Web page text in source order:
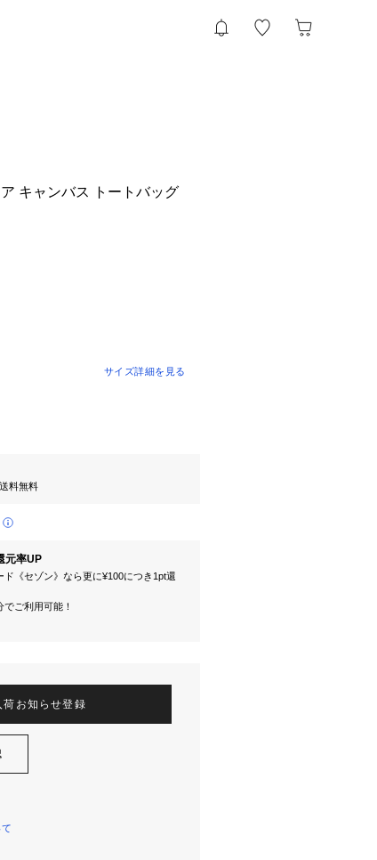
キャンバス トートバッグ
サイズ詳細を見る
料無料
元率UP
《セゾン》なら更に¥100につき1pt還
ご利用可能！
荷お知らせ登録